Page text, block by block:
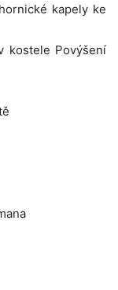
kapely ke
kostele Povýšení